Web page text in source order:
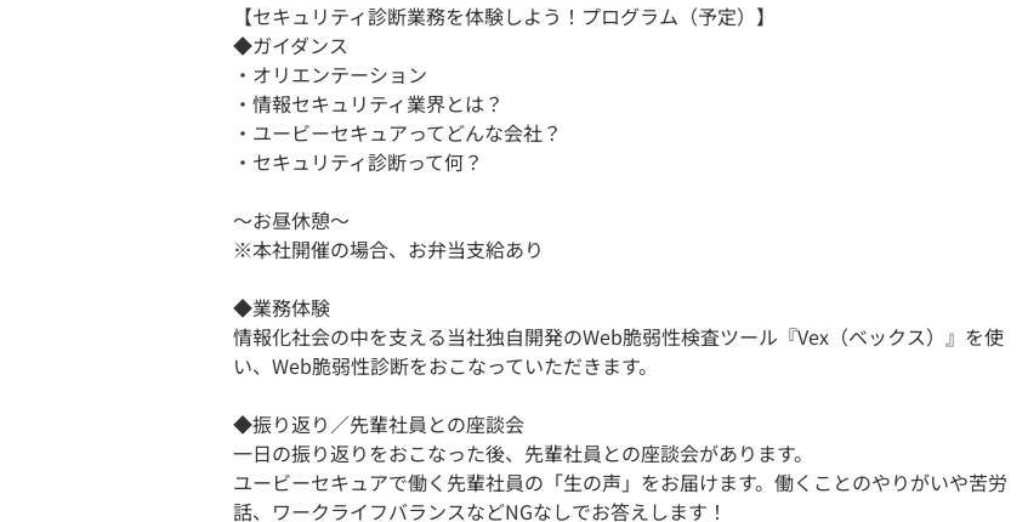
【セキュリティ診断業務を体験しよう！プログラム（予定）】
◆ガイダンス
・オリエンテーション
・情報セキュリティ業界とは？
・ユービーセキュアってどんな会社？
・セキュリティ診断って何？
～お昼休憩～
※本社開催の場合、お弁当支給あり
◆業務体験
情報化社会の中を支える当社独自開発のWeb脆弱性検査ツール『Vex（ベックス）』を使
い、Web脆弱性診断をおこなっていただきます。
◆振り返り／先輩社員との座談会
一日の振り返りをおこなった後、先輩社員との座談会があります。
ユービーセキュアで働く先輩社員の「生の声」をお届けます。働くことのやりがいや苦労
話、ワークライフバランスなどNGなしでお答えします！